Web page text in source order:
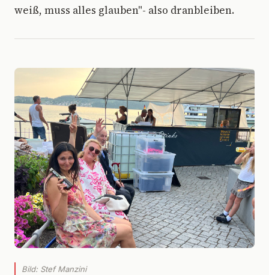
weiß, muss alles glauben"- also dranbleiben.
Bild: Stef Manzini